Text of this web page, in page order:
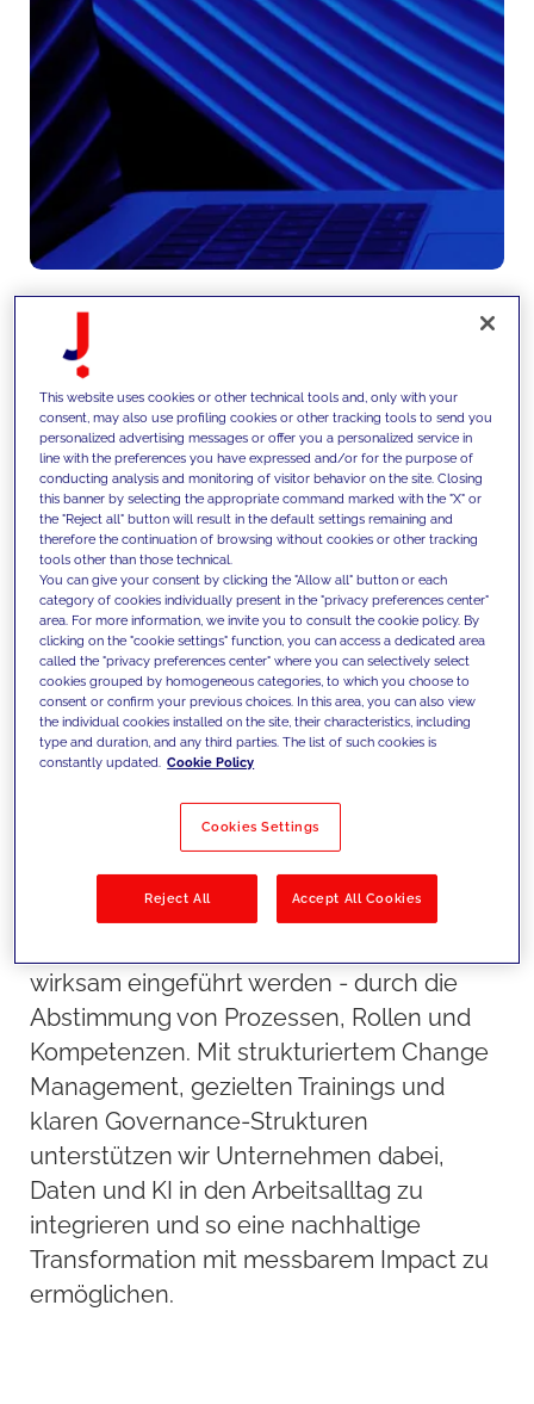
Wir verankern neue Fähigkeiten
im Operating Model und fördern
die Akzeptanz durch
Governance-Frameworks,
Kompetenzaufbau, Change-
Management-Programme und
Leistungsmesssysteme.
Unser Ansatz
Wir stellen sicher, dass Strategien und
wirksam eingeführt werden - durch die
Abstimmung von Prozessen, Rollen und
Kompetenzen. Mit strukturiertem Change
Management, gezielten Trainings und
klaren Governance-Strukturen
unterstützen wir Unternehmen dabei,
Daten und KI in den Arbeitsalltag zu
integrieren und so eine nachhaltige
Transformation mit messbarem Impact zu
ermöglichen.
This website uses cookies or other technical tools and, only with your
consent, may also use profiling cookies or other tracking tools to send you
personalized advertising messages or offer you a personalized service in
line with the preferences you have expressed and/or for the purpose of
conducting analysis and monitoring of visitor behavior on the site. Closing
this banner by selecting the appropriate command marked with the "X" or
the "Reject all" button will result in the default settings remaining and
therefore the continuation of browsing without cookies or other tracking
tools other than those technical.
You can give your consent by clicking the "Allow all" button or each
category of cookies individually present in the "privacy preferences center"
area. For more information, we invite you to consult the cookie policy. By
clicking on the "cookie settings" function, you can access a dedicated area
called the "privacy preferences center" where you can selectively select
cookies grouped by homogeneous categories, to which you choose to
consent or confirm your previous choices. In this area, you can also view
the individual cookies installed on the site, their characteristics, including
type and duration, and any third parties. The list of such cookies is
constantly updated. Cookie Policy
Cookies Settings
Reject All Accept All Cookies